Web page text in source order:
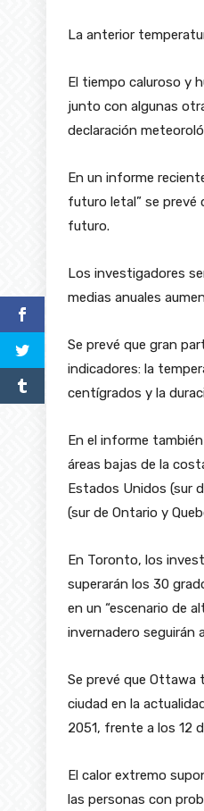
La anterior
El tiempo caluroso y
junto con algunas
declaración
En un informe
futuro letal” se prevé
futuro.
Los investigadores
medias anuales
Se prevé que gran
indicadores: la
centígrados y la
En el informe
áreas bajas de la
Estados Unidos (sur
(sur de Ontario y
En Toronto, los
superarán los 30
en un “escenario de
invernadero seguirán
Se prevé que Ottawa
ciudad en la
2051, frente a los 12
El calor extremo
las personas con